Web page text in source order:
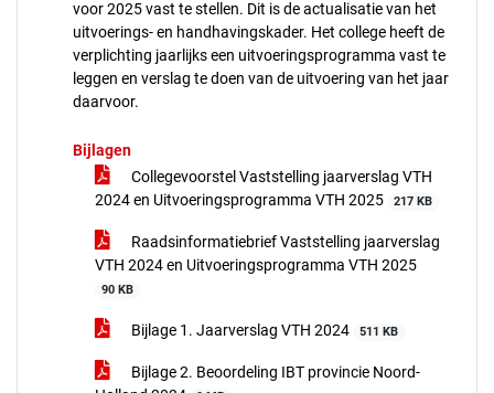
voor 2025 vast te stellen. Dit is de actualisatie van het
uitvoerings- en handhavingskader. Het college heeft de
verplichting jaarlijks een uitvoeringsprogramma vast te
leggen en verslag te doen van de uitvoering van het jaar
daarvoor.
Bijlagen
Collegevoorstel Vaststelling jaarverslag VTH
2024 en Uitvoeringsprogramma VTH 2025
217 KB
Raadsinformatiebrief Vaststelling jaarverslag
VTH 2024 en Uitvoeringsprogramma VTH 2025
90 KB
Bijlage 1. Jaarverslag VTH 2024 511 KB
Bijlage 2. Beoordeling IBT provincie Noord-